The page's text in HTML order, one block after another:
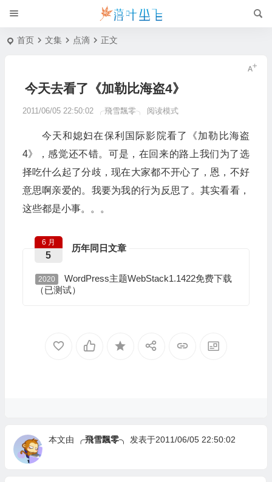
首页 文集 点滴 正文
今天去看了《加勒比海盗4》
2011/06/05 22:50:02 ╭飛雪飄零╮ 阅读模式
今天和媳妇在保利国际影院看了《加勒比海盗
4》，感觉还不错。可是，在回来的路上我们为了选
择吃什么起了分歧，现在大家都不开心了，恩，不好
意思啊亲爱的。我要为我的行为反思了。其实看看，
这些都是小事。。。
历年同日文章
6 月
5
2020
WordPress主题WebStack1.1422免费下载
（已测试）
本文由 ╭飛雪飄零╮ 发表于2011/06/05 22:50:02